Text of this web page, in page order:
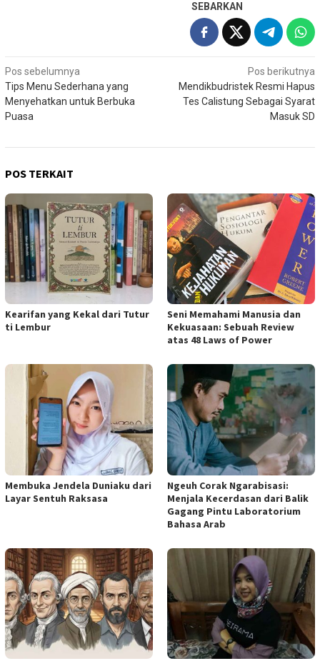
SEBARKAN
Navigasi
pos
Pos sebelumnya
Tips Menu Sederhana yang
Menyehatkan untuk Berbuka
Puasa
Pos berikutnya
Mendikbudristek Resmi Hapus
Tes Calistung Sebagai Syarat
Masuk SD
POS TERKAIT
Kearifan yang Kekal dari Tutur
ti Lembur
Seni Memahami Manusia dan
Kekuasaan: Sebuah Review
atas 48 Laws of Power
Membuka Jendela Duniaku dari
Layar Sentuh Raksasa
Ngeuh Corak Ngarabisasi:
Menjala Kecerdasan dari Balik
Gagang Pintu Laboratorium
Bahasa Arab